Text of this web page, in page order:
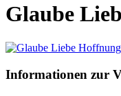
Glaube
Informationen zur